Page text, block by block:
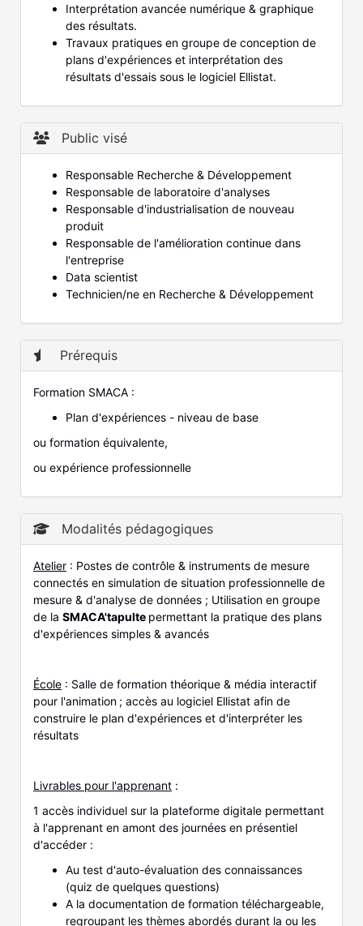
Interprétation avancée numérique & graphique
des résultats.
Travaux pratiques en groupe de conception de
plans d'expériences et interprétation des
résultats d'essais sous le logiciel Ellistat.
Public visé
Responsable Recherche & Développement
Responsable de laboratoire d'analyses
Responsable d'industrialisation de nouveau
produit
Responsable de l'amélioration continue dans
l'entreprise
Data scientist
Technicien/ne en Recherche & Développement
Prérequis
Formation SMACA :
Plan d'expériences - niveau de base
ou formation équivalente,
ou expérience professionnelle
Modalités pédagogiques
Atelier : Postes de contrôle & instruments de mesure
connectés en simulation de situation professionnelle de
mesure & d'analyse de données ; Utilisation en groupe
de la SMACA'tapulte permettant la pratique des plans
d'expériences simples & avancés
École : Salle de formation théorique & média interactif
pour l'animation ; accès au logiciel Ellistat afin de
construire le plan d'expériences et d'interpréter les
résultats
Livrables pour l'apprenant :
1 accès individuel sur la plateforme digitale permettant
à l'apprenant en amont des journées en présentiel
d'accéder :
Au test d'auto-évaluation des connaissances
(quiz de quelques questions)
A la documentation de formation téléchargeable,
regroupant les thèmes abordés durant la ou les